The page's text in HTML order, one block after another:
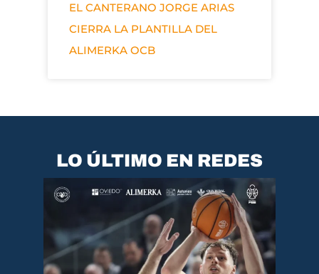
EL CANTERANO JORGE ARIAS
CIERRA LA PLANTILLA DEL
ALIMERKA OCB
LO ÚLTIMO EN REDES